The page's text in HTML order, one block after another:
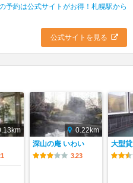
予約は公式サイトがお得！札幌駅から
公式サイトを見る
0.22km
深山の庵 いわい
3.23
大型